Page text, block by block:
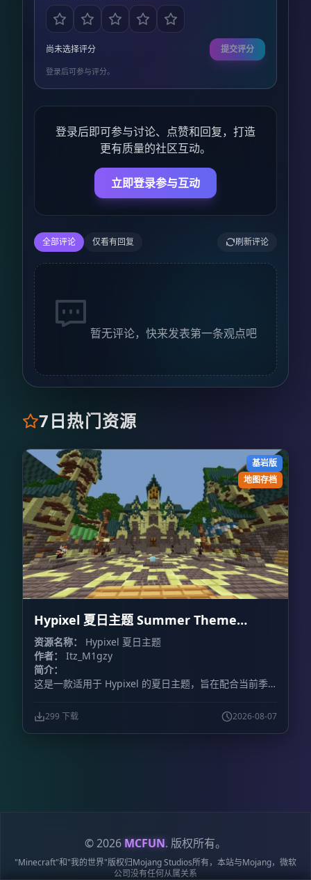
尚未选择评分 提交评分
登录后可参与评分。
登录后即可参与讨论、点赞和回复，打造
更有质量的社区互动。
立即登录参与互动
全部评论 仅看有回复 刷新评论
暂无评论，快来发表第一条观点吧
7日热门资源
基岩版
地图存档
Hypixel 夏日主题 Summer Theme
Hypixel
资源名称：
Hypixel 夏日主题
作者：
Itz_M1gzy
简介：
这是一款适用于 Hypixel 的夏日主题，旨在配合当前季
299 下载 2026-08-07
© 2026 MCFUN. 版权所有。
"Minecraft"和"我的世界"版权归Mojang Studios所有，本站与Mojang，微软
公司没有任何从属关系